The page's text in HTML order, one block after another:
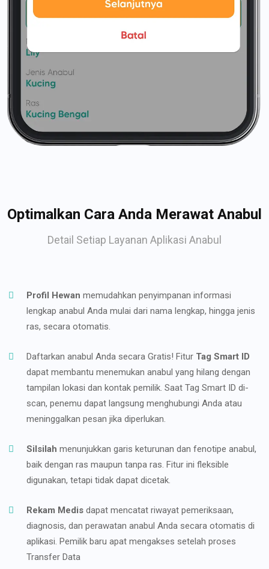
Optimalkan Cara Anda Merawat Anabul
Detail Setiap Layanan Aplikasi Anabul
Profil Hewan memudahkan penyimpanan informasi
lengkap anabul Anda mulai dari nama lengkap, hingga jenis
ras, secara otomatis.
Daftarkan anabul Anda secara Gratis! Fitur Tag Smart ID
dapat membantu menemukan anabul yang hilang dengan
tampilan lokasi dan kontak pemilik. Saat Tag Smart ID di-
scan, penemu dapat langsung menghubungi Anda atau
meninggalkan pesan jika diperlukan.
Silsilah menunjukkan garis keturunan dan fenotipe anabul,
baik dengan ras maupun tanpa ras. Fitur ini fleksible
digunakan, tetapi tidak dapat dicetak.
Rekam Medis dapat mencatat riwayat pemeriksaan,
diagnosis, dan perawatan anabul Anda secara otomatis di
aplikasi. Pemilik baru apat mengakses setelah proses
Transfer Data